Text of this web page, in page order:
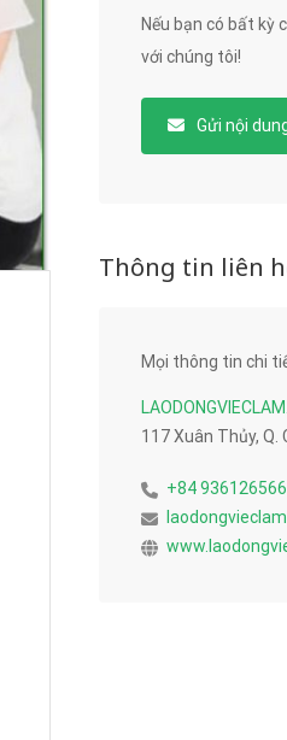
Nếu bạn có bất kỳ
với chúng tôi!
Gửi nội
Thông tin liên
Mọi thông tin chi
117 Xuân Thủy, Q.
+84 936126566